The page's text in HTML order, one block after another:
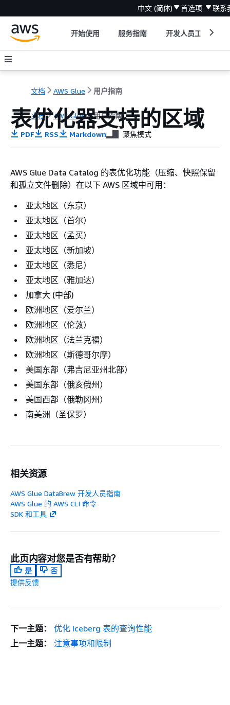
中文 (简体) 首选项 联系
开始使用 服务指南 开发人员工具
文档 AWS Glue 用户指南
文档 AWS Glue 用户指南
表优化器支持的区域
PDF RSS Markdown 聚焦模式
AWS Glue Data Catalog 的表优化功能（压缩、快照保留
和孤立文件删除）在以下 AWS 区域中可用：
亚太地区（东京）
亚太地区（首尔）
亚太地区（孟买）
亚太地区（新加坡）
亚太地区（悉尼）
亚太地区（雅加达）
加拿大 (中部)
欧洲地区（爱尔兰）
欧洲地区（伦敦）
欧洲地区（法兰克福）
欧洲地区（斯德哥尔摩）
美国东部（弗吉尼亚州北部）
美国东部（俄亥俄州）
美国西部（俄勒冈州）
南美洲（圣保罗）
相关资源
AWS Glue DataBrew 开发人员指南
AWS Glue 的 AWS CLI 命令
SDK 和工具
此页内容对您是否有帮助？
是
否
提供反馈
下一主题：
优化 Iceberg 表的查询性能
上一主题：
注意事项和限制